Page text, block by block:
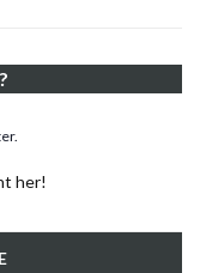
her!